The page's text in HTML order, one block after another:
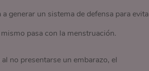
generar un sistema de defensa para
pasa con la menstruación.
no presentarse un embarazo, el